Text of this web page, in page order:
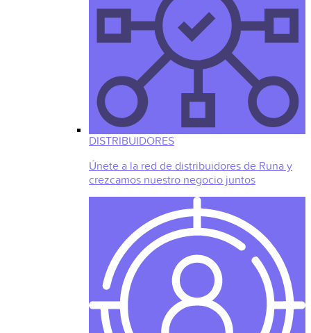
DISTRIBUIDORES
Únete a la red de distribuidores de Runa y
crezcamos nuestro negocio juntos